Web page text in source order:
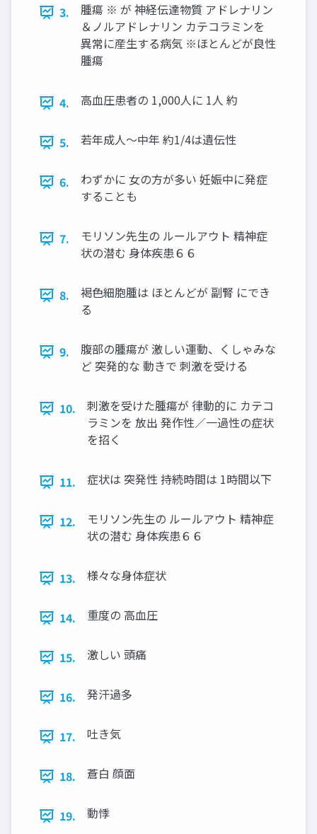
3.
腫瘍 ※ が 神経伝達物質 アドレナリン
＆ノルアドレナリン カテコラミンを
異常に産生する病気 ※ほとんどが良性
腫瘍
4. 高血圧患者の 1,000人に 1人 約
5. 若年成人〜中年 約1/4は遺伝性
6.
わずかに 女の方が多い 妊娠中に発症
することも
7.
モリソン先生の ルールアウト 精神症
状の潜む 身体疾患６６
8.
褐色細胞腫は ほとんどが 副腎 にでき
る
9.
腹部の腫瘍が 激しい運動、くしゃみな
ど 突発的な 動きで 刺激を受ける
10.
刺激を受けた腫瘍が 律動的に カテコ
ラミンを 放出 発作性／一過性の症状
を招く
11. 症状は 突発性 持続時間は 1時間以下
12.
モリソン先生の ルールアウト 精神症
状の潜む 身体疾患６６
13. 様々な身体症状
14. 重度の 高血圧
15. 激しい 頭痛
16. 発汗過多
17. 吐き気
18. 蒼白 顔面
19. 動悸